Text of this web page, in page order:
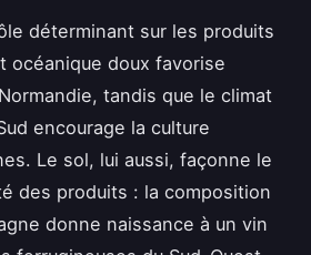
déterminant sur les produits
océanique doux favorise
tandis que le climat
encourage la culture
Le sol, lui aussi, façonne le
des produits : la composition
donne naissance à un vin